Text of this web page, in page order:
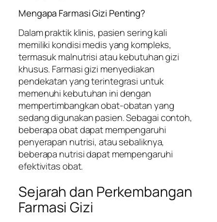
Mengapa Farmasi Gizi Penting?
Dalam praktik klinis, pasien sering kali
memiliki kondisi medis yang kompleks,
termasuk malnutrisi atau kebutuhan gizi
khusus. Farmasi gizi menyediakan
pendekatan yang terintegrasi untuk
memenuhi kebutuhan ini dengan
mempertimbangkan obat-obatan yang
sedang digunakan pasien. Sebagai contoh,
beberapa obat dapat mempengaruhi
penyerapan nutrisi, atau sebaliknya,
beberapa nutrisi dapat mempengaruhi
efektivitas obat.
Sejarah dan Perkembangan
Farmasi Gizi